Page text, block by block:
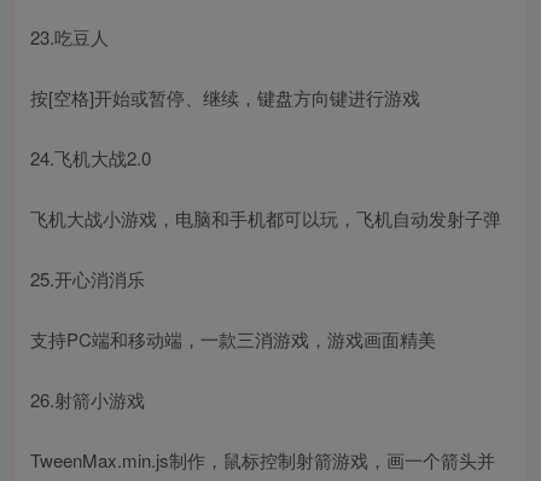
23.吃豆人
按[空格]开始或暂停、继续，键盘方向键进行游戏
24.飞机大战2.0
飞机大战小游戏，电脑和手机都可以玩，飞机自动发射子弹
25.开心消消乐
支持PC端和移动端，一款三消游戏，游戏画面精美
26.射箭小游戏
TweenMax.min.js制作，鼠标控制射箭游戏，画一个箭头并